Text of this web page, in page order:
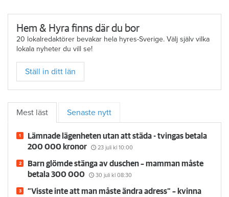
Hem & Hyra finns där du bor
20 lokalredaktörer bevakar hela hyres-Sverige. Välj själv vilka
lokala nyheter du vill se!
Ställ in ditt län
Mest läst Senaste nytt
Lämnade lägenheten utan att städa - tvingas betala
200 000 kronor
23 juli kl 10:00
Barn glömde stänga av duschen – mamman måste
betala 300 000
30 juli kl 08:30
”Visste inte att man måste ändra adress” – kvinna